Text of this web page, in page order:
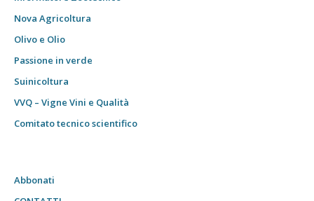
Nova Agricoltura
Olivo e Olio
Passione in verde
Suinicoltura
VVQ – Vigne Vini e Qualità
Comitato tecnico scientifico
Abbonati